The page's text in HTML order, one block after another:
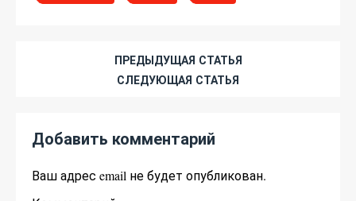
ПРЕДЫДУЩАЯ СТАТЬЯ
СЛЕДУЮЩАЯ СТАТЬЯ
Добавить комментарий
Ваш адрес email не будет опубликован.